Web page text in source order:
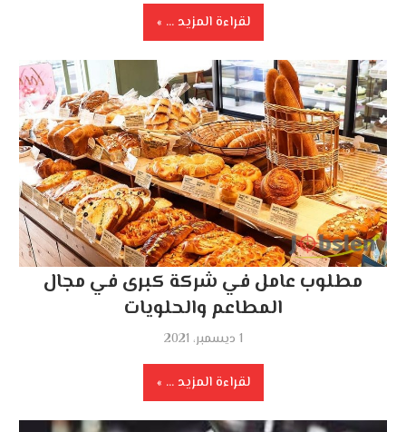
لقراءة المزيد ...
مطلوب عامل في شركة كبرى في مجال
المطاعم والحلويات
1 ديسمبر، 2021
لقراءة المزيد ...